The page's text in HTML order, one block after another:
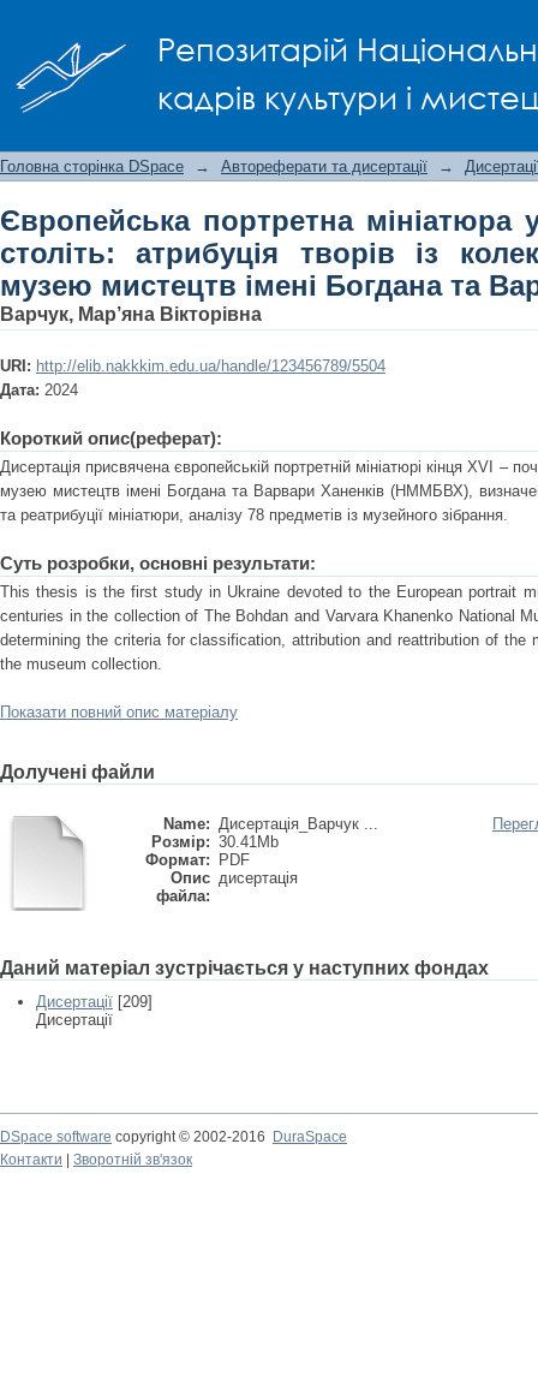
Репозитарій
кадрів культури і
із колекції Національного музею
Головна сторінка DSpace → Автореферати та дисертації →
Європейська портретна мініатюра
століть: атрибуція творів із
музею мистецтв імені Богдана та
Варчук, Мар’яна Вікторівна
URI: http://elib.nakkkim.edu.ua/handle/123456789/5504
Дата: 2024
Короткий опис(реферат):
Дисертація присвячена європейській портретній мініатюрі кінця XVI –
музею мистецтв імені Богдана та Варвари Ханенків (НММБВХ),
та реатрибуції мініатюри, аналізу 78 предметів із музейного зібрання.
Суть розробки, основні результати:
This thesis is the first study in Ukraine devoted to the European portrait
centuries in the collection of The Bohdan and Varvara Khanenko National
determining the criteria for classification, attribution and reattribution of the
the museum collection.
Показати повний опис матеріалу
Долучені файли
Name: Дисертація_Варчук ...
Розмір: 30.41Mb
Формат:
PDF
Опис
файла:
дисертація
Даний матеріал зустрічається у наступних фондах
Дисертації [209]
Дисертації
DSpace software copyright © 2002-2016
DuraSpace
Контакти
Зворотній зв'язок